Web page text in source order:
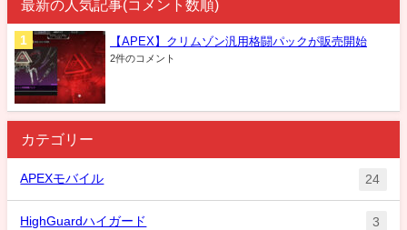
最新の人気記事(コメント数順)
【APEX】クリムゾン汎用格闘パックが販売開始
2件のコメント
カテゴリー
APEXモバイル 24
HighGuardハイガード 3